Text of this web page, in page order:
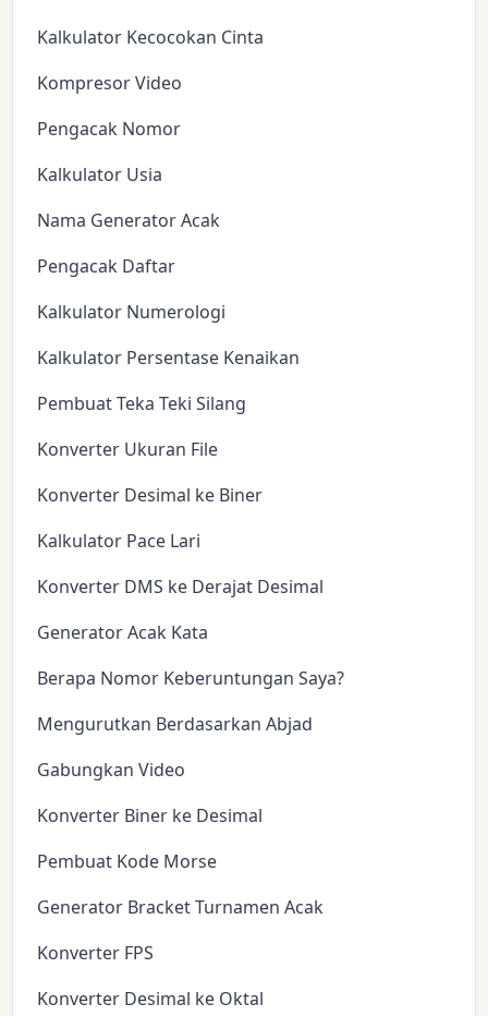
Kalkulator Kecocokan Cinta
Kompresor Video
Pengacak Nomor
Kalkulator Usia
Nama Generator Acak
Pengacak Daftar
Kalkulator Numerologi
Kalkulator Persentase Kenaikan
Pembuat Teka Teki Silang
Konverter Ukuran File
Konverter Desimal ke Biner
Kalkulator Pace Lari
Konverter DMS ke Derajat Desimal
Generator Acak Kata
Berapa Nomor Keberuntungan Saya?
Mengurutkan Berdasarkan Abjad
Gabungkan Video
Konverter Biner ke Desimal
Pembuat Kode Morse
Generator Bracket Turnamen Acak
Konverter FPS
Konverter Desimal ke Oktal